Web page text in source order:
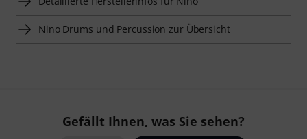
Nino Drums und Percussion zur Übersicht
Gefällt Ihnen, was Sie sehen?